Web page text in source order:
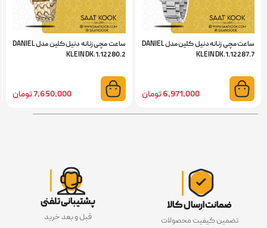
ساعت مچی زنانه دنیل کلین مدل DANIEL
KLEIN DK.1.12287.7
6,971,000 تومان
ساعت مچی زنانه دنیل کلین مدل DANIEL
KLEIN DK.1.12280.2
7,650,000 تومان
ضمانت ارسال کالا
تضمین کیفیت محصولات
پشتیبانی تلفنی
قبل و بعد خرید